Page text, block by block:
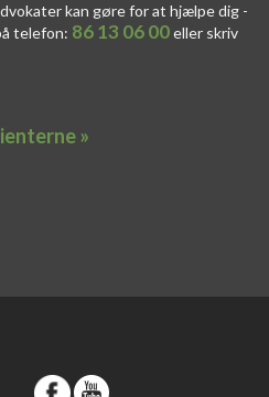
kan gøre for at hjælpe dig -
telefon: 86 13 06 00eller skriv
»
​